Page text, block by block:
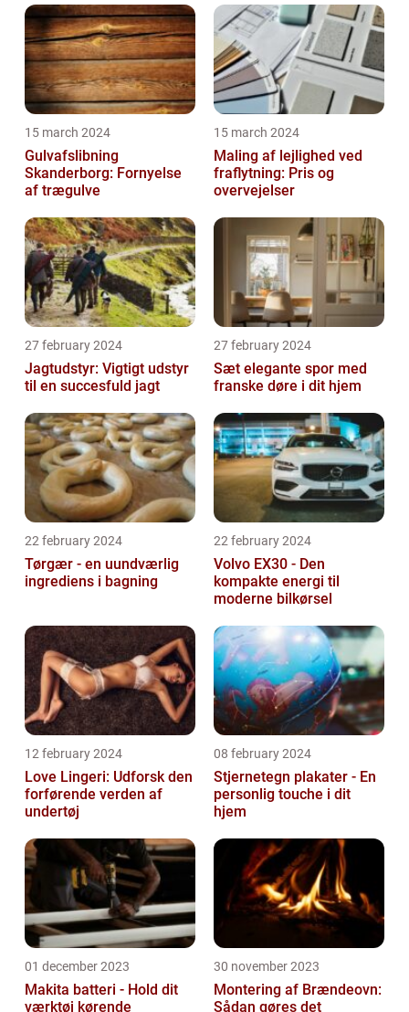
15 march 2024
Gulvafslibning
Skanderborg: Fornyelse
af trægulve
15 march 2024
Maling af lejlighed ved
fraflytning: Pris og
overvejelser
27 february 2024
Jagtudstyr: Vigtigt udstyr
til en succesfuld jagt
27 february 2024
Sæt elegante spor med
franske døre i dit hjem
22 february 2024
Tørgær - en uundværlig
ingrediens i bagning
22 february 2024
Volvo EX30 - Den
kompakte energi til
moderne bilkørsel
12 february 2024
Love Lingeri: Udforsk den
forførende verden af
undertøj
08 february 2024
Stjernetegn plakater - En
personlig touche i dit
hjem
01 december 2023
Makita batteri - Hold dit
værktøj kørende
30 november 2023
Montering af Brændeovn:
Sådan gøres det